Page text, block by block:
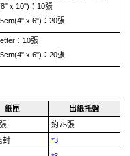
x 10")：10張
x 6")：20張
：10張
x 6")：20張
紙匣
出紙托盤
約75張
封
*3